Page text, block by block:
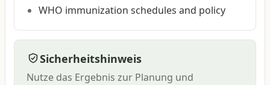
WHO immunization schedules and policy
Sicherheitshinweis
Nutze das Ergebnis zur Planung und